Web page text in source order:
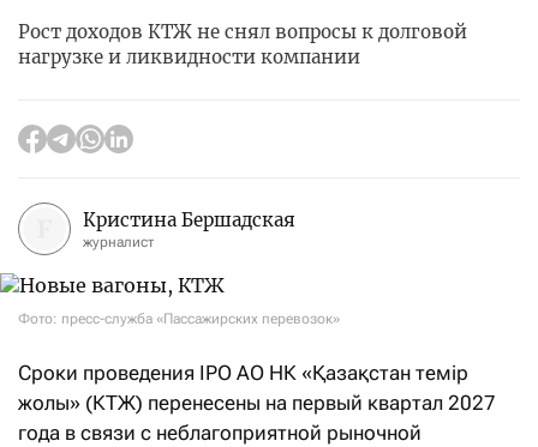
Рост доходов КТЖ не снял вопросы к долговой
нагрузке и ликвидности компании
Кристина Бершадская
журналист
Фото: пресс-служба «Пассажирских перевозок»
Сроки проведения IPO АО НК «Қазақстан темір
жолы» (КТЖ) перенесены на первый квартал 2027
года в связи с неблагоприятной рыночной